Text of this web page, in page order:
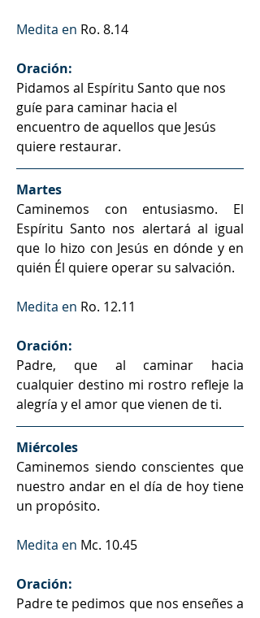
Medita en Ro. 8.14
Oración:
Pidamos al Espíritu Santo que nos
guíe para caminar hacia el
encuentro de aquellos que Jesús
quiere restaurar.
Martes
Caminemos con entusiasmo. El
Espíritu Santo nos alertará al igual
que lo hizo con Jesús en dónde y en
quién Él quiere operar su salvación.
Medita en Ro. 12.11
Oración:
Padre, que al caminar hacia
cualquier destino mi rostro refleje la
alegría y el amor que vienen de ti.
Miércoles
Caminemos siendo conscientes que
nuestro andar en el día de hoy tiene
un propósito.
Medita en Mc. 10.45
Oración:
Padre te pedimos que nos enseñes a